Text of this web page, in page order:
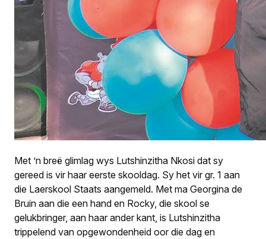
Met ’n breë glimlag wys Lutshinzitha Nkosi dat sy
gereed is vir haar eerste skooldag. Sy het vir gr. 1 aan
die Laerskool Staats aangemeld. Met ma Georgina de
Bruin aan die een hand en Rocky, die skool se
gelukbringer, aan haar ander kant, is Lutshinzitha
trippelend van opgewondenheid oor die dag en